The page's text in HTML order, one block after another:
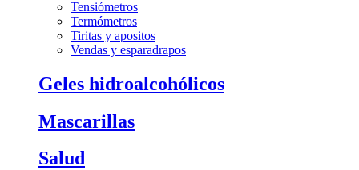
Tensiómetros
Termómetros
Tiritas y apositos
Vendas y esparadrapos
Geles hidroalcohólicos
Mascarillas
Salud